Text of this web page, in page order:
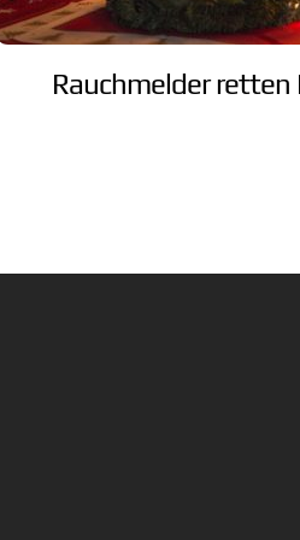
Rauchmelder retten